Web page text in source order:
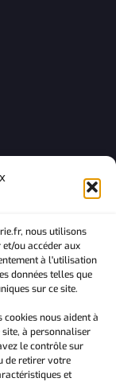
nous utilisons
ou accéder aux
à l'utilisation
données telles que
sur ce site.
nous aident à
à personnaliser
le contrôle sur
de retirer votre
et
service
fiables
qu’aux